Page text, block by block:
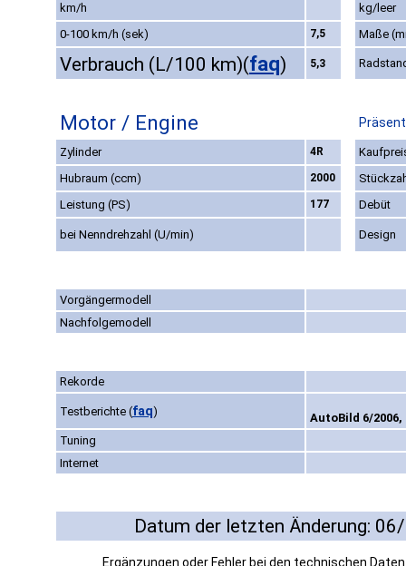
km/h
kg/leer
0-100 km/h (sek)
7,5 Maße
Verbrauch (L/100 km)(faq) 5,3
Motor / Engine
Zylinder 4R
Hubraum (ccm)
2000
Leistung (PS)
177 Debüt
bei Nenndrehzahl (U/min) Design
Vorgängermodell
Nachfolgemodell
Rekorde
Testberichte (faq)
AutoBild 6/
Tuning
Internet
Datum der letzten Änderung:
Ergänzungen oder Fehler bei den technischen